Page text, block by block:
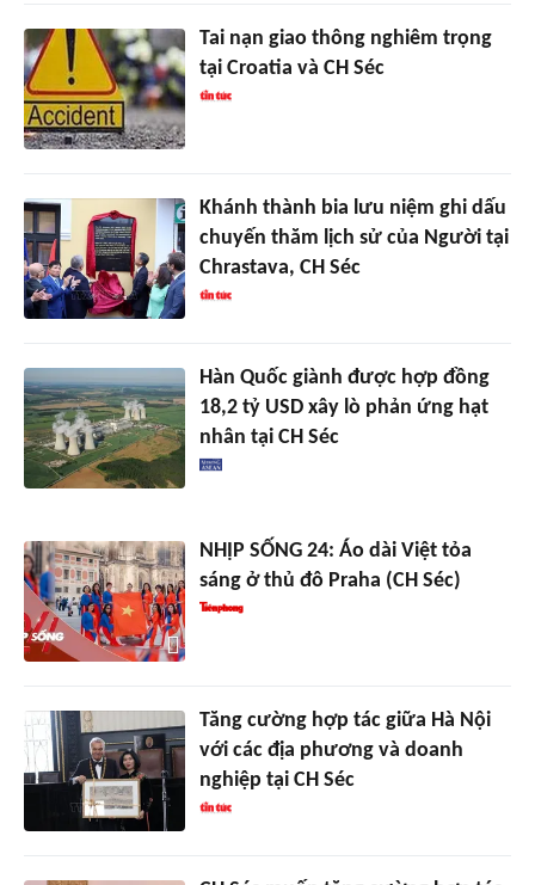
Tai nạn giao thông nghiêm trọng
tại Croatia và CH Séc
Khánh thành bia lưu niệm ghi dấu
chuyến thăm lịch sử của Người tại
Chrastava, CH Séc
Hàn Quốc giành được hợp đồng
18,2 tỷ USD xây lò phản ứng hạt
nhân tại CH Séc
NHỊP SỐNG 24: Áo dài Việt tỏa
sáng ở thủ đô Praha (CH Séc)
Tăng cường hợp tác giữa Hà Nội
với các địa phương và doanh
nghiệp tại CH Séc